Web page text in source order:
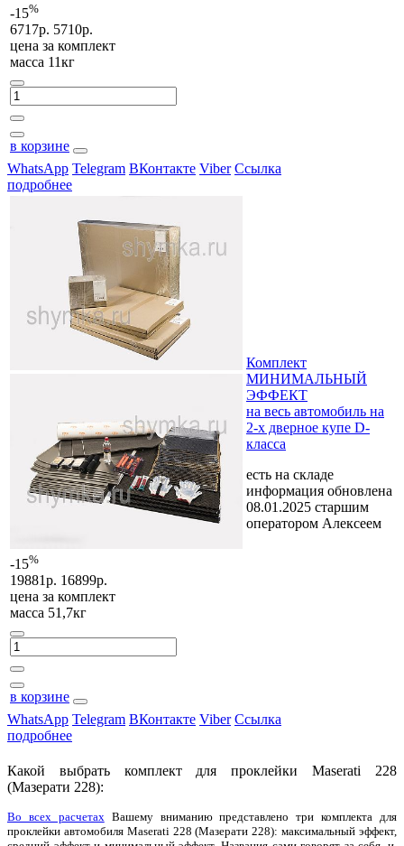
-15%
6717р. 5710р.
цена за комплект
масса 11кг
в корзине
WhatsApp Telegram ВКонтакте Viber Ссылка
подробнее
-15%
19881р. 16899р.
цена за комплект
масса 51,7кг
в корзине
Комплект
МИНИМАЛЬНЫЙ
ЭФФЕКТ
на весь автомобиль на
2-х дверное купе D-
класса
есть на складе
информация обновлена
08.01.2025 старшим
оператором Алексеем
WhatsApp Telegram ВКонтакте Viber Ссылка
подробнее
Какой выбрать комплект для проклейки Maserati 228
(Мазерати 228):
Во всех расчетах Вашему вниманию представлено три комплекта для
проклейки автомобиля Maserati 228 (Мазерати 228): максимальный эффект,